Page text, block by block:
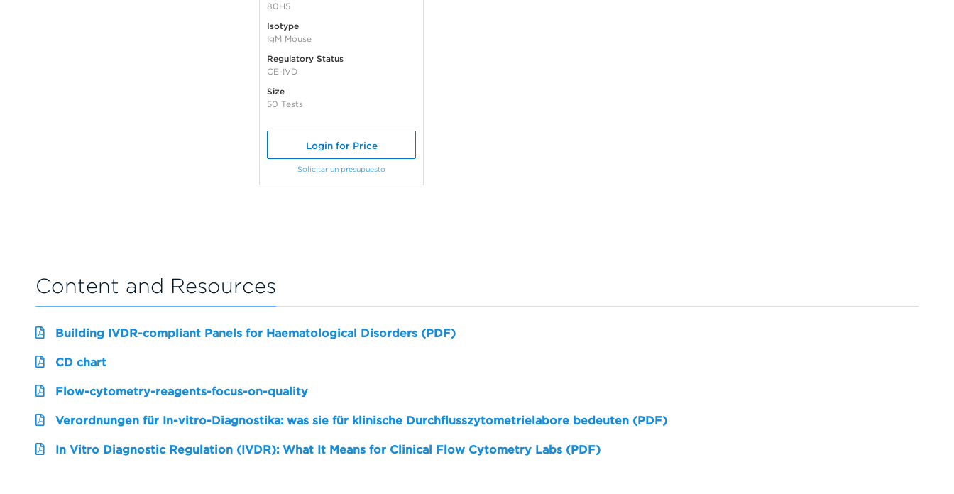
80H5
Isotype
IgM Mouse
Regulatory Status
CE-IVD
Size
50 Tests
Login for Price
Solicitar un presupuesto
Content and Resources
Building IVDR-compliant Panels for Haematological Disorders (PDF)
CD chart
Flow-cytometry-reagents-focus-on-quality
Verordnungen für In-vitro-Diagnostika: was sie für klinische Durchflusszytometrielabore bedeuten (PDF)
In Vitro Diagnostic Regulation (IVDR): What It Means for Clinical Flow Cytometry Labs (PDF)